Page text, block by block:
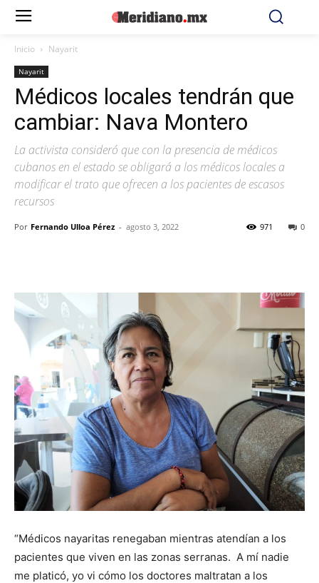
Inicio Nayarit
Nayarit
Médicos locales tendrán que
cambiar: Nava Montero
La activista consideró que con la presencia de médicos
cubanos en el estado se obligará a los médicos locales a
modificar el trato que ofrecen a los pacientes de escasos
recursos
Por Fernando Ulloa Pérez - agosto 3, 2022 0
971
“Médicos nayaritas renegaban mientras atendían a los
pacientes que viven en las zonas serranas. A mí nadie
me platicó, yo vi cómo los doctores maltratan a los